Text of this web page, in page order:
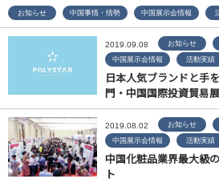
お知らせ 中国事情・情勢 中国展示会情報
2019.09.08 お知らせ
中国展示会情報
活動実績
日本人気ブランドと手
門・中国国際投資貿易
2019.08.02 お知らせ
中国展示会情報
活動実績
中国化粧品業界最大級
ト